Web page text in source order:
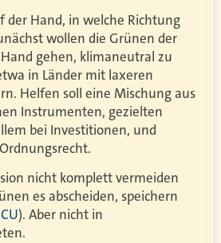
der Hand, in welche Richtung
wollen die Grünen der
gehen, klimaneutral zu
in Länder mit laxeren
Helfen soll eine Mischung aus
Instrumenten, gezielten
bei Investitionen, und
nicht komplett vermeiden
es abscheiden, speichern
). Aber nicht in